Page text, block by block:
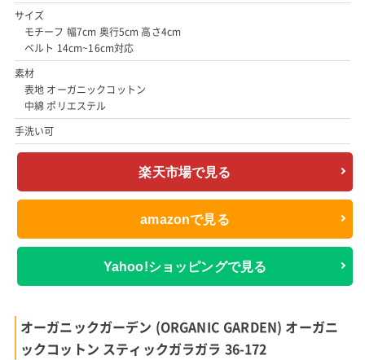
サイズ
モチーフ 幅7cm 奥行5cm 高さ4cm
ベルト 14cm~16cm対応
素材
表地 オーガニックコットン
中綿 ポリエステル
手洗い可
楽天市場で見る
amazonで見る
Yahoo!ショッピングで見る
オーガニックガーデン (ORGANIC GARDEN) オーガニ
ックコットン スティックガラガラ 36-172